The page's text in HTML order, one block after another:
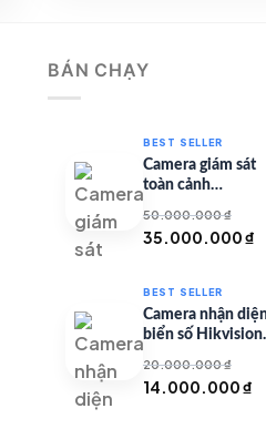
BÁN CHẠY
BEST SELLER
Camera giám sát
toàn cảnh
8SHC25MXS-
50.000.000₫
Giá
là:
50.000.000 ₫.
35.000.000₫
BEST SELLER
Camera nhận
biển số Hikvision
20.000.000₫
Giá
14.000.000₫